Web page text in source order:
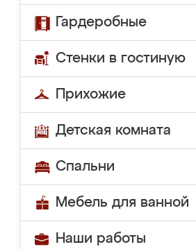
Гардеробные
Стенки в гостиную
Прихожие
Детская комната
Спальни
Мебель для ванной
Наши работы